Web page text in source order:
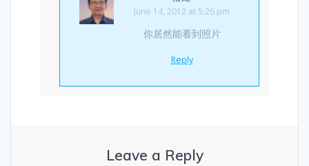
June 14, 2012 at 5:26 pm
你居然能看到照片
Reply
Leave a Reply